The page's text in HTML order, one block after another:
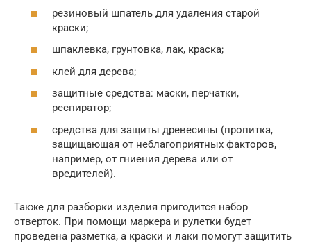
резиновый шпатель для удаления старой
краски;
шпаклевка, грунтовка, лак, краска;
клей для дерева;
защитные средства: маски, перчатки,
респиратор;
средства для защиты древесины (пропитка,
защищающая от неблагоприятных факторов,
например, от гниения дерева или от
вредителей).
Также для разборки изделия пригодится набор
отверток. При помощи маркера и рулетки будет
проведена разметка, а краски и лаки помогут защитить